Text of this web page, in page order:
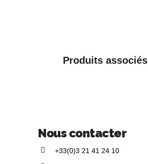
Produits associés
Nous contacter
+33(0)3 21 41 24 10